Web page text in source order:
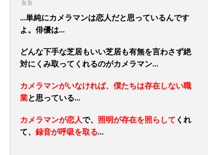
…単純にカメラマンは恋人だと思っているんです
よ。俳優は…
どんな下手な芝居もいい芝居も有無を言わさず絶
対にくみ取ってくれるのがカメラマン…
カメラマンがいなければ、僕たちは存在しない職
業と思っている…
カメラマンが恋人で、 照明が存在を照らして くれ
て、 録音が呼吸を取る…